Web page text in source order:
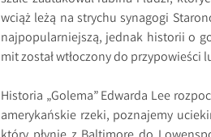
wciąż leżą na strychu synagogi
najpopularniejszą, jednak historii o
mit został wtłoczony do przypowieści
Historia „Golema” Edwarda Lee
amerykańskie rzeki, poznajemy